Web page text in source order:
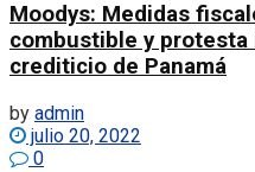
Moodys: Medidas
combustible y
crediticio de Panamá
by admin
julio 20, 2022
0